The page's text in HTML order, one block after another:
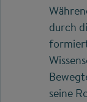
durch
seine